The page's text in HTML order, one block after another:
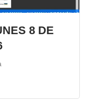
8 DE